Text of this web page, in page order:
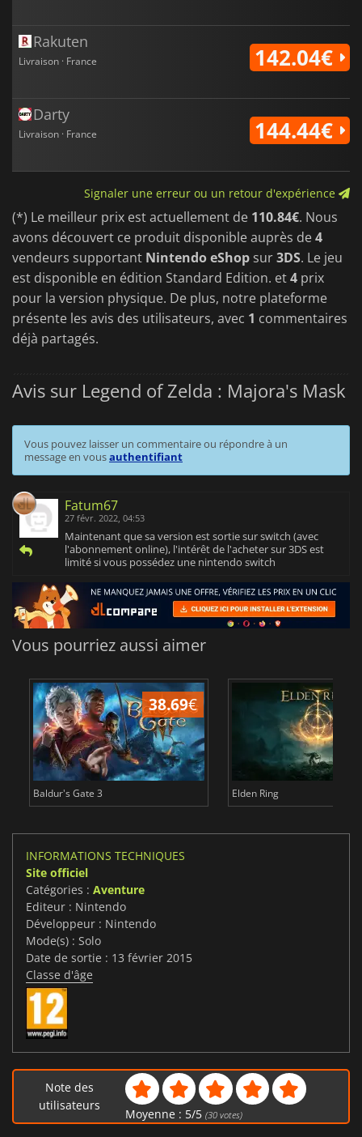
Rakuten
Livraison · France 142.04€
Darty
Livraison · France 144.44€
Signaler une erreur ou un retour d'expérience
(*) Le meilleur prix est actuellement de 110.84€. Nous
avons découvert ce produit disponible auprès de4
vendeurs supportant Nintendo eShop sur3DS. Le jeu
est disponible en édition Standard Edition. et4 prix
pour la version physique. De plus, notre plateforme
présente les avis des utilisateurs, avec 1 commentaires
déjà partagés.
Avis sur Legend of Zelda : Majora's Mask
Vous pouvez laisser un commentaire ou répondre à un
message en vousauthentifiant
Fatum67
27 févr. 2022, 04:53
Maintenant que sa version est sortie sur switch (avec
l'abonnement online), l'intérêt de l'acheter sur 3DS est
limité si vous possédez une nintendo switch
Vous pourriez aussi aimer
38.69€
Baldur's Gate 3 Elden Ring
INFORMATIONS TECHNIQUES
Site officiel
Catégories : Aventure
Editeur : Nintendo
Développeur : Nintendo
Mode(s) : Solo
Date de sortie : 13 février 2015
Classe d'âge
Note des
utilisateurs
Moyenne : 5/5 (30votes)